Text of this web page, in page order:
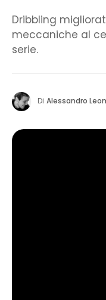
Dribbling
meccaniche al
serie.
Di Alessandro